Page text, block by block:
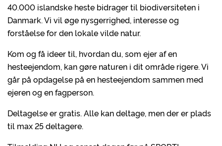
40.000 islandske heste bidrager til biodiversiteten i
Danmark. Vi vil øge nysgerrighed, interesse og
forståelse for den lokale vilde natur.
Kom og få ideer til, hvordan du, som ejer af en
hesteejendom, kan gøre naturen i dit område rigere. Vi
går på opdagelse på en hesteejendom sammen med
ejeren og en fagperson.
Deltagelse er gratis. Alle kan deltage, men der er plads
til max 25 deltagere.